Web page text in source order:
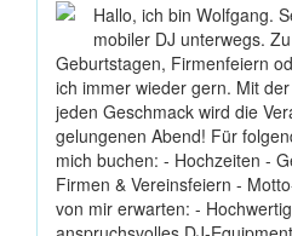
Hallo, ich bin Wolfgang.
mobiler DJ unterwegs.
Geburtstagen, Firmenfeiern
ich immer wieder gern. Mit
jeden Geschmack wird die
gelungenen Abend! Für
mich buchen: - Hochzeiten -
Firmen & Vereinsfeiern -
von mir erwarten: -